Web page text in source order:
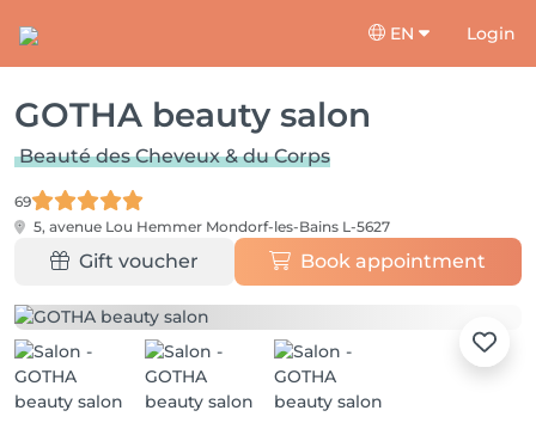
EN Login
GOTHA beauty salon
Beauté des Cheveux & du Corps
69
5, avenue Lou Hemmer Mondorf-les-Bains L-5627
Gift voucher Book appointment